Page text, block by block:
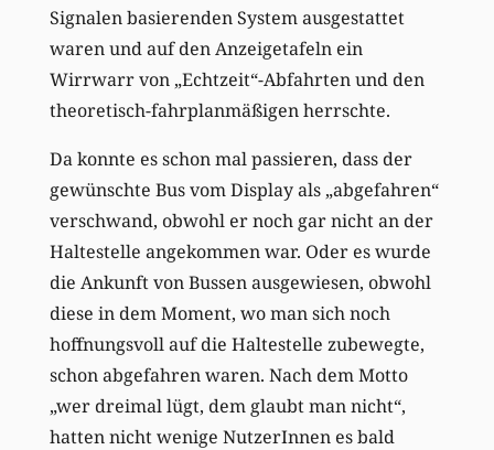
Signalen basierenden System ausgestattet
waren und auf den Anzeigetafeln ein
Wirrwarr von „Echtzeit“-Abfahrten und den
theoretisch-fahrplanmäßigen herrschte.
Da konnte es schon mal passieren, dass der
gewünschte Bus vom Display als „abgefahren“
verschwand, obwohl er noch gar nicht an der
Haltestelle angekommen war. Oder es wurde
die Ankunft von Bussen ausgewiesen, obwohl
diese in dem Moment, wo man sich noch
hoffnungsvoll auf die Haltestelle zubewegte,
schon abgefahren waren. Nach dem Motto
„wer dreimal lügt, dem glaubt man nicht“,
hatten nicht wenige NutzerInnen es bald